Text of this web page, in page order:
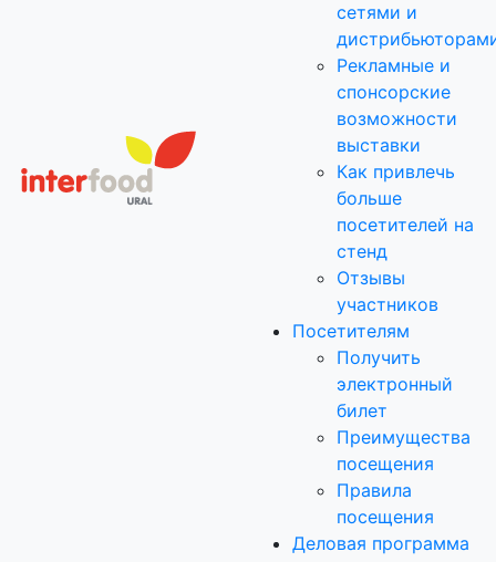
сетями и
Рекламные и
спонсорские
возможности
выставки
Как привлечь
больше
посетителей на
стенд
Отзывы
участников
Посетителям
Получить
электронный
билет
Преимущества
посещения
Правила
посещения
Деловая программа